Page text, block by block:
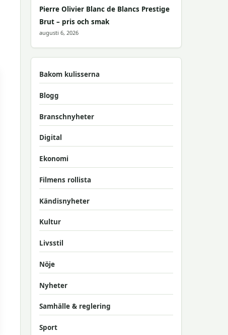
Pierre Olivier Blanc de Blancs Prestige
Brut – pris och smak
augusti 6, 2026
Bakom kulisserna
Blogg
Branschnyheter
Digital
Ekonomi
Filmens rollista
Kändisnyheter
Kultur
Livsstil
Nöje
Nyheter
Samhälle & reglering
Sport